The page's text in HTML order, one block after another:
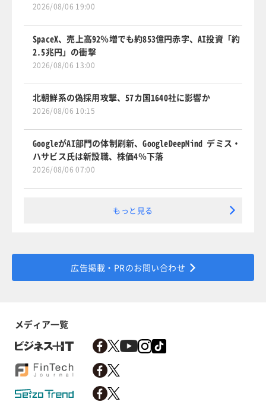
2026/08/06 19:00
SpaceX、売上高92％増でも約853億円赤字、AI投資「約
2.5兆円」の衝撃
2026/08/06 13:00
北朝鮮系の偽採用攻撃、57カ国1640社に影響か
2026/08/06 10:15
GoogleがAI部門の体制刷新、GoogleDeepMind デミス・
ハサビス氏は新設職、株価4％下落
2026/08/06 07:00
もっと見る
広告掲載・PRのお問い合わせ
メディア一覧